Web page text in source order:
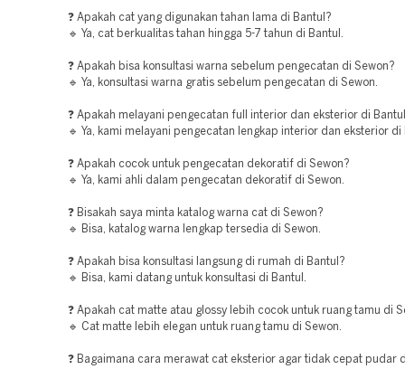
❓ Apakah cat yang digunakan tahan lama di Bantul?
🔹 Ya, cat berkualitas tahan hingga 5-7 tahun di Bantul.
❓ Apakah bisa konsultasi warna sebelum pengecatan di Sewon?
🔹 Ya, konsultasi warna gratis sebelum pengecatan di Sewon.
❓ Apakah melayani pengecatan full interior dan eksterior di
🔹 Ya, kami melayani pengecatan lengkap interior dan eksterior di
❓ Apakah cocok untuk pengecatan dekoratif di Sewon?
🔹 Ya, kami ahli dalam pengecatan dekoratif di Sewon.
❓ Bisakah saya minta katalog warna cat di Sewon?
🔹 Bisa, katalog warna lengkap tersedia di Sewon.
❓ Apakah bisa konsultasi langsung di rumah di Bantul?
🔹 Bisa, kami datang untuk konsultasi di Bantul.
❓ Apakah cat matte atau glossy lebih cocok untuk ruang tamu di
🔹 Cat matte lebih elegan untuk ruang tamu di Sewon.
❓ Bagaimana cara merawat cat eksterior agar tidak cepat pudar